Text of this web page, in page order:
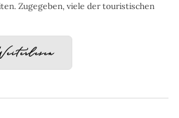
Zugegeben, viele der touristischen